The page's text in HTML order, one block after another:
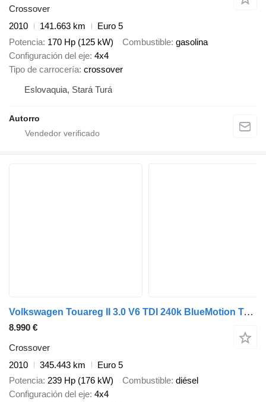
Crossover
2010
141.663 km
Euro 5
Potencia 170 Hp (125 kW) Combustible gasolina
Configuración del eje 4x4
Tipo de carrocería crossover
Eslovaquia, Stará Turá
Autorro
Volkswagen Touareg II 3.0 V6 TDI 240k BlueMotion Technology
8.990 €
Crossover
2010
345.443 km
Euro 5
Potencia 239 Hp (176 kW) Combustible diésel
Configuración del eje 4x4